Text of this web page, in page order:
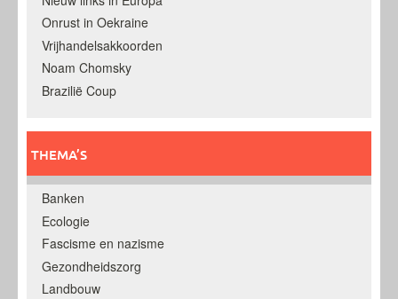
Onrust in Oekraine
Vrijhandelsakkoorden
Noam Chomsky
Brazilië Coup
THEMA’S
Banken
Ecologie
Fascisme en nazisme
Gezondheidszorg
Landbouw